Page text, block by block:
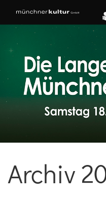
Archiv